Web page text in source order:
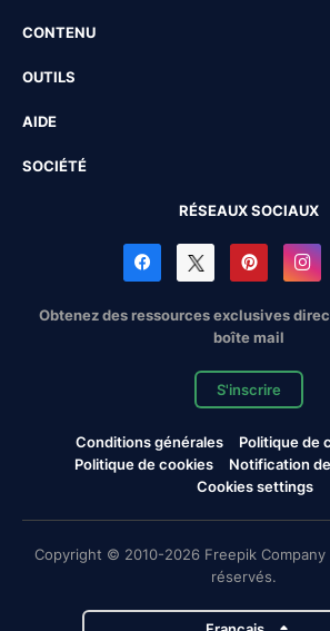
CONTENU
OUTILS
AIDE
SOCIÉTÉ
RÉSEAUX SOCIAUX
Obtenez des ressources exclusives
boîte mail
S'inscrire
Conditions générales
Politique de
Politique de cookies
Notification
Cookies settings
Copyright © 2010-2026 Freepik Company
réservés.